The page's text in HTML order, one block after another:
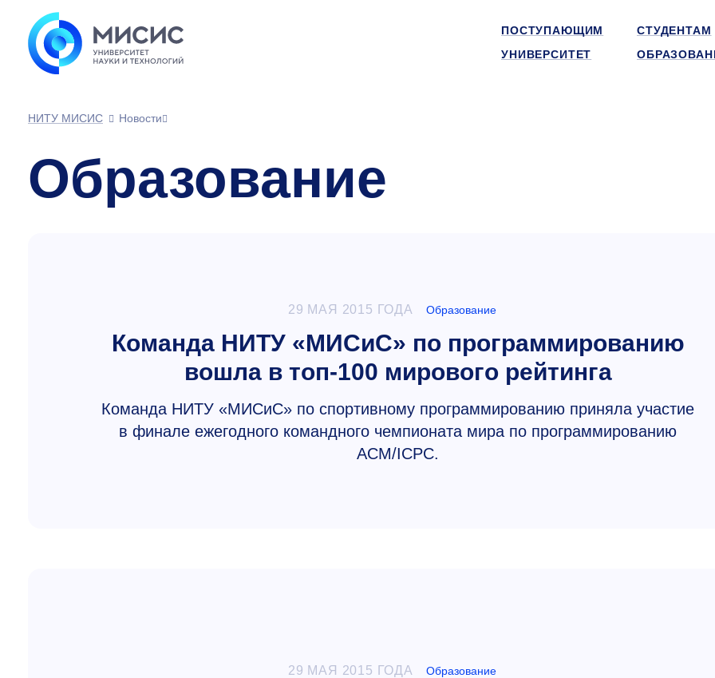
ПОСТУПАЮЩИМ
СТУДЕНТАМ
УНИВЕРСИТЕТ
НИТУ МИСИС Новости
Образование
29 МАЯ 2015 ГОДА Образование
Команда НИТУ «МИСиС» по программированию
вошла в топ-100 мирового рейтинга
Команда НИТУ «МИСиС» по спортивному программированию приняла участие
в финале ежегодного командного чемпионата мира по программированию
ACM/ICPC.
29 МАЯ 2015 ГОДА Образование